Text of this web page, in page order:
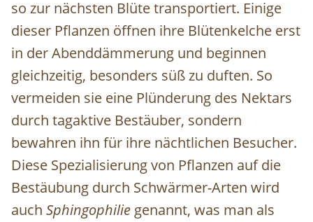
so zur nächsten Blüte transportiert. Einige
dieser Pflanzen öffnen ihre Blütenkelche erst
in der Abenddämmerung und beginnen
gleichzeitig, besonders süß zu duften. So
vermeiden sie eine Plünderung des Nektars
durch tagaktive Bestäuber, sondern
bewahren ihn für ihre nächtlichen Besucher.
Diese Spezialisierung von Pflanzen auf die
Bestäubung durch Schwärmer-Arten wird
auch Sphingophilie genannt, was man als